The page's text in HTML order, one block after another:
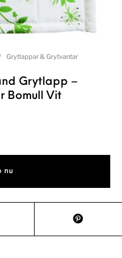
Grytlappar & Grytvantar
Grytlapp –
Bomull Vit
nu